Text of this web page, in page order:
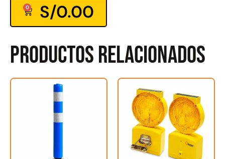
S/0.00
0
Productos relacionados